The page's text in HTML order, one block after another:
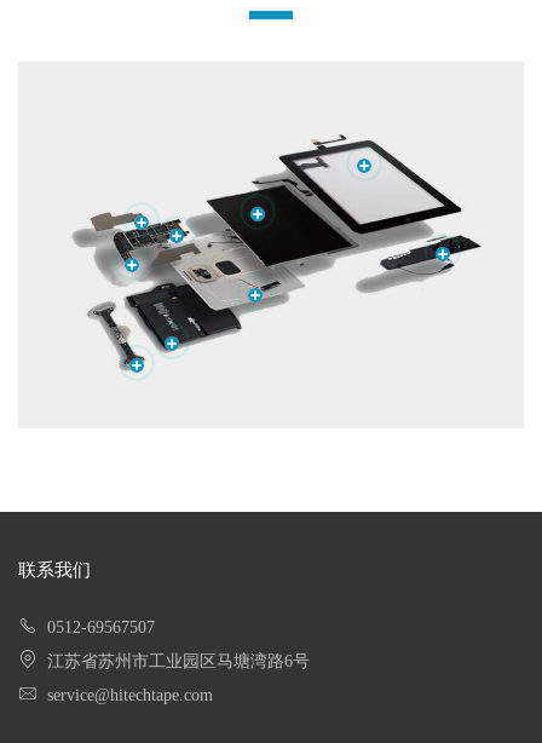
联系我们
0512-69567507
江苏省苏州市工业园区马塘湾路6号
service@hitechtape.com